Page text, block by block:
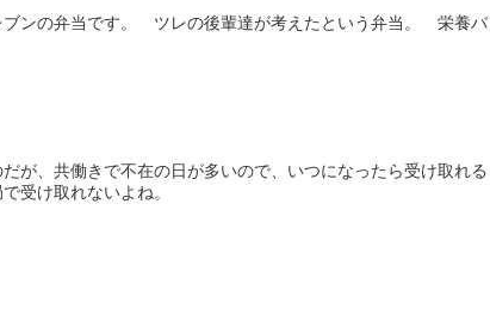
ブンの弁当です。 ツレの後輩達が考えたという弁当。 栄養バ
が、共働きで不在の日が多いので、いつになったら受け取れる
受け取れないよね。